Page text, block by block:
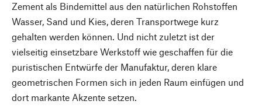
Zement als Bindemittel aus den natürlichen Rohstoffen
Wasser, Sand und Kies, deren Transportwege kurz
gehalten werden können. Und nicht zuletzt ist der
vielseitig einsetzbare Werkstoff wie geschaffen für die
puristischen Entwürfe der Manufaktur, deren klare
geometrischen Formen sich in jeden Raum einfügen und
dort markante Akzente setzen.